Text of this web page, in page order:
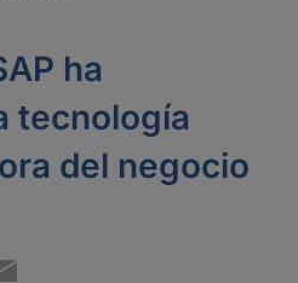
ha
tecnología
del negocio